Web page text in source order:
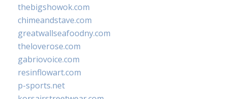
thebigshowok.com
chimeandstave.com
greatwallseafoodny.com
theloverose.com
gabriovoice.com
resinflowart.com
p-sports.net